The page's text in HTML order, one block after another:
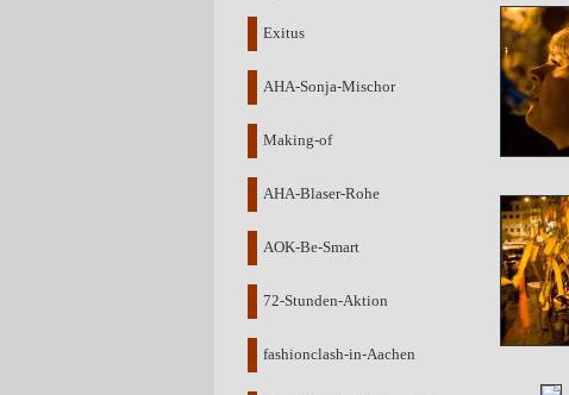
Exitus
AHA-Sonja-Mischor
Making-of
AHA-Blaser-Rohe
AOK-Be-Smart
72-Stunden-Aktion
fashionclash-in-Aachen